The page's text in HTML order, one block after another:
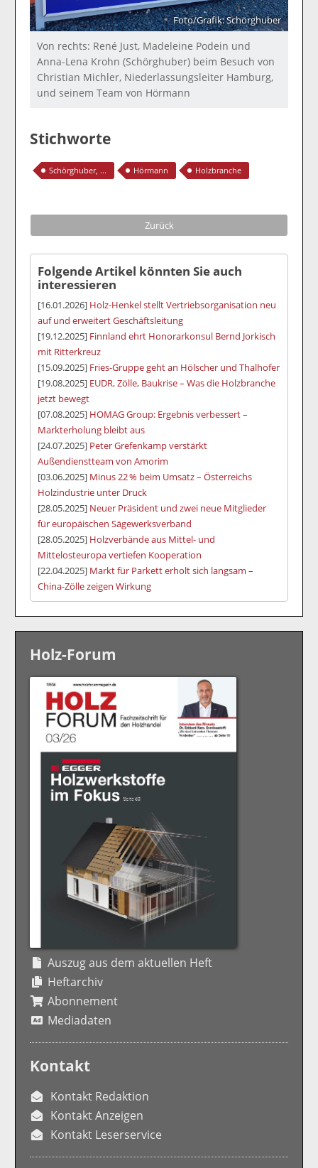
Foto/Grafik: Schörghuber
Von rechts: René Just, Madeleine Podein und
Anna-Lena Krohn (Schörghuber) beim Besuch von
Christian Michler, Niederlassungsleiter Hamburg,
und seinem Team von Hörmann
Stichworte
Schörghuber, ... Hörmann Holzbranche
Zurück
Folgende Artikel könnten Sie auch
interessieren
[16.01.2026] Holz-Henkel stellt Vertriebsorganisation neu
auf und erweitert Geschäftsleitung
[19.12.2025] Finnland ehrt Honorarkonsul Bernd Jorkisch
mit Ritterkreuz
[15.09.2025] Fries-Gruppe geht an Hölscher und Thalhofer
[19.08.2025] EUDR, Zölle, Baukrise – Was die Holzbranche
jetzt bewegt
[07.08.2025] HOMAG Group: Ergebnis verbessert –
Markterholung bleibt aus
[24.07.2025] Peter Grefenkamp verstärkt
Außendienstteam von Amorim
[03.06.2025] Minus 22 % beim Umsatz – Österreichs
Holzindustrie unter Druck
[28.05.2025] Neuer Präsident und zwei neue Mitglieder
für europäischen Sägewerksverband
[28.05.2025] Holzverbände aus Mittel- und
Mittelosteuropa vertiefen Kooperation
[22.04.2025] Markt für Parkett erholt sich langsam –
China-Zölle zeigen Wirkung
Holz-Forum
Auszug aus dem aktuellen Heft
Heftarchiv
Abonnement
Mediadaten
Kontakt
Kontakt Redaktion
Kontakt Anzeigen
Kontakt Leserservice